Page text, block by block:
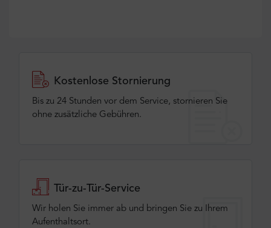
Kostenlose Stornierung
Bis zu 24 Stunden vor dem Service, stornieren Sie
ohne zusätzliche Gebühren.
Tür-zu-Tür-Service
Wir holen Sie immer ab und bringen Sie zu Ihrem
Aufenthaltsort.